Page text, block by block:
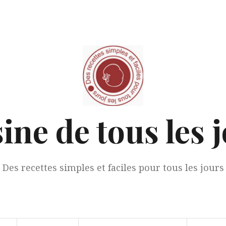
de tous les
Des recettes simples et faciles pour tous les jours